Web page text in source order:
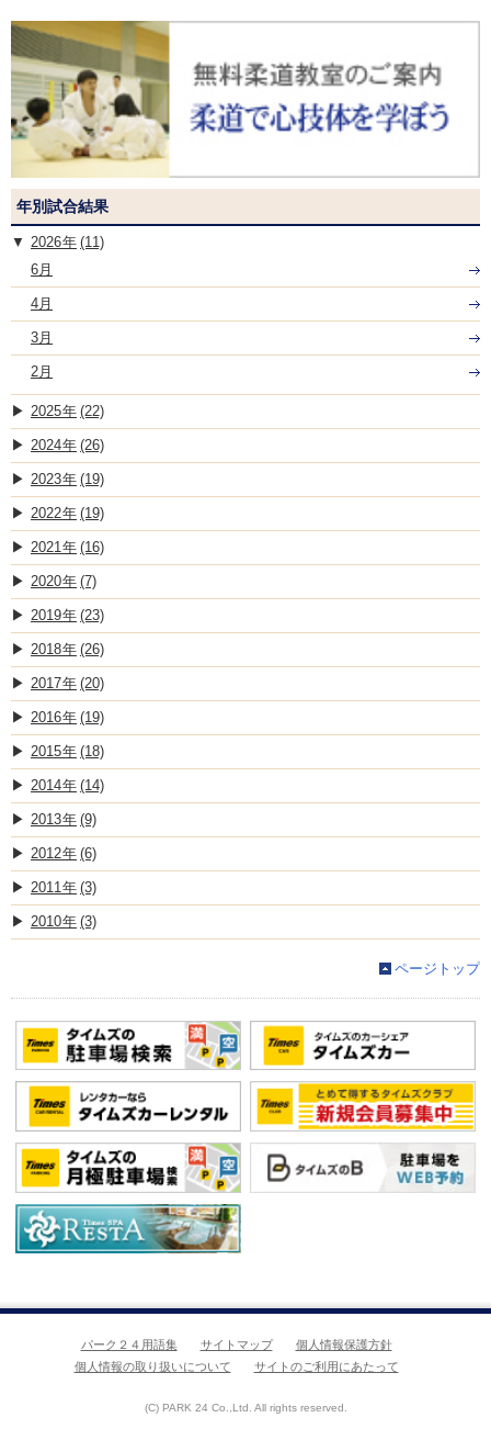
年別試合結果
2026
(11)
6月
4月
3月
2月
2025 (22)
2024 (26)
2023 (19)
2022 (19)
2021 (16)
2020 (7)
2019 (23)
2018 (26)
2017 (20)
2016 (19)
2015 (18)
2014 (14)
2013 (9)
2012 (6)
2011 (3)
2010 (3)
ページトップ
パーク２４用語集 サイトマップ
個人情報保護方針
個人情報の取り扱いについて
サイトのご利用にあたって
(C) PARK 24 Co.,Ltd. All rights reserved.